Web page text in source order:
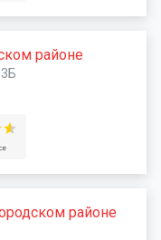
районе
районе